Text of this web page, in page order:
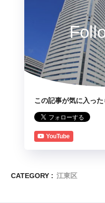
この記事が気に入っ
YouTube
CATEGORY : 江東区